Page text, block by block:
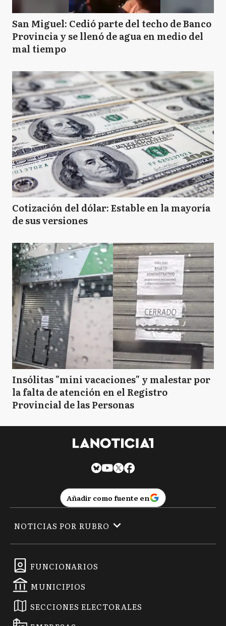
San Miguel: Cedió parte del techo de Banco
Provincia y se llenó de agua en medio del
mal tiempo
Cotización del dólar: Estable en la mayoría
de sus versiones
Insólitas "mini vacaciones" y malestar por
la falta de atención en el Registro
Provincial de las Personas
Añadir como fuente en
FUNCIONARIOS
MUNICIPIOS
SECCIONES ELECTORALES
NOTICIAS POR RUBRO